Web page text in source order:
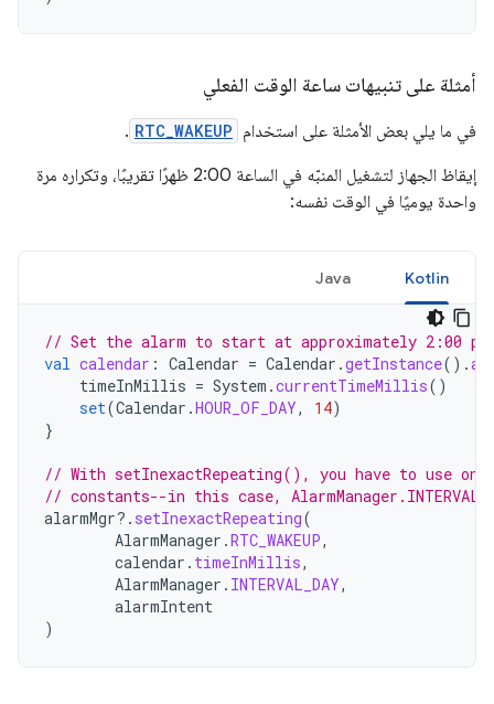
أمثلة على تنبيهات ساعة الوقت الفعلي
في ما يلي بعض الأمثلة على استخدام RTC_WAKEUP
.
إيقاظ الجهاز لتشغيل المنبّه في الساعة 2:00 ظهرًا تقريبًا، وتكراره مرة
واحدة يوميًا في الوقت نفسه:
Kotlin
Java
// Set the alarm to start at approximately 2:00
val calendar : Calendar = Calendar .getInstance().
timeInMillis = System .currentTimeMillis()
set(Calendar .HOUR_OF_DAY, 14)
}
// With setInexactRepeating(), you have to use
// constants--in this case,
alarmMgr?. setInexactRepeating(
AlarmManager .RTC_WAKEUP,
calendar . timeInMillis,
AlarmManager . INTERVAL_DAY,
alarmIntent
)